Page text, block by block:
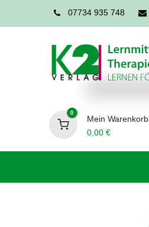
07734 935 748
0
Mein Warenkorb
0,00€